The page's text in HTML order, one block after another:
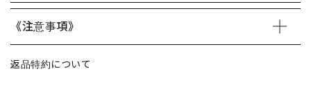
《注意事項》
返品特約について